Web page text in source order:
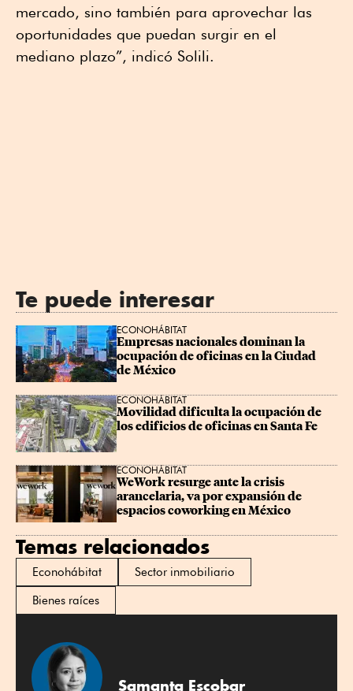
mercado, sino también para aprovechar las
oportunidades que puedan surgir en el
mediano plazo”, indicó Solili.
Te puede interesar
ECONOHÁBITAT
Empresas nacionales dominan la
ocupación de oficinas en la Ciudad
de México
ECONOHÁBITAT
Movilidad dificulta la ocupación de
los edificios de oficinas en Santa Fe
ECONOHÁBITAT
WeWork resurge ante la crisis
arancelaria, va por expansión de
espacios coworking en México
Temas relacionados
Econohábitat
Sector inmobiliario
Bienes raíces
Samanta Escobar